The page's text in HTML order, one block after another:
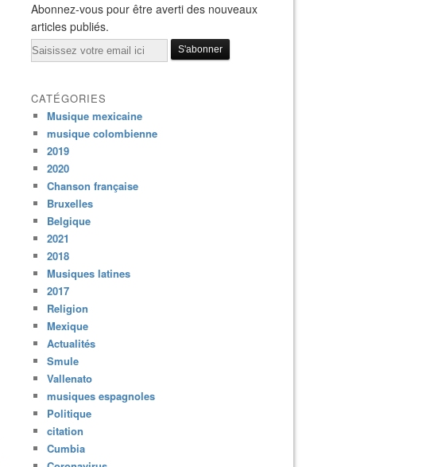
Abonnez-vous pour être averti des nouveaux
articles publiés.
Email
CATÉGORIES
Musique mexicaine
musique colombienne
2019
2020
Chanson française
Bruxelles
Belgique
2021
2018
Musiques latines
2017
Religion
Mexique
Actualités
Smule
Vallenato
musiques espagnoles
Politique
citation
Cumbia